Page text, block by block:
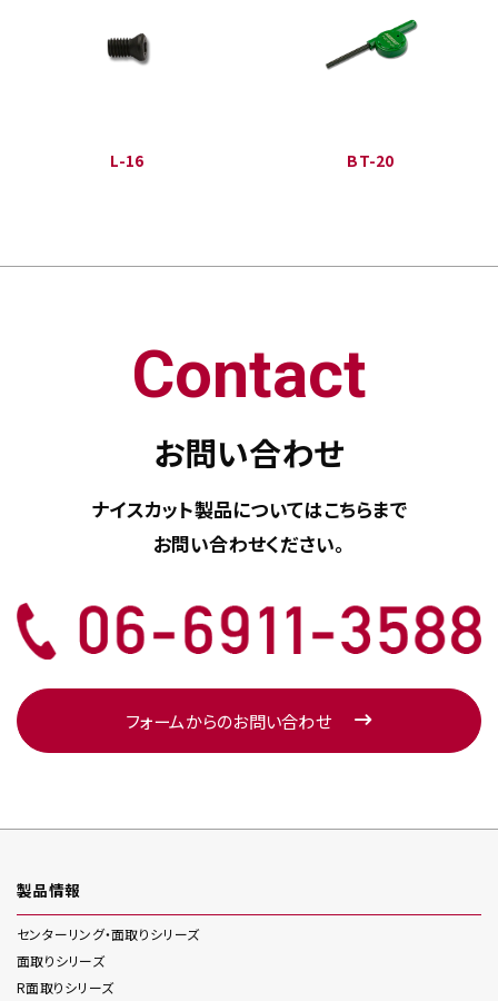
L-16 BT-20
Contact
お問い合わせ
ナイスカット製品についてはこちらまで
お問い合わせください。
フォームからのお問い合わせ
製品情報
センターリング・面取りシリーズ
面取りシリーズ
R面取りシリーズ